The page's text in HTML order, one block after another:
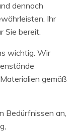
dennoch
Ihr
Sie bereit.
wichtig. Wir
gemäß
Bedürfnissen an,